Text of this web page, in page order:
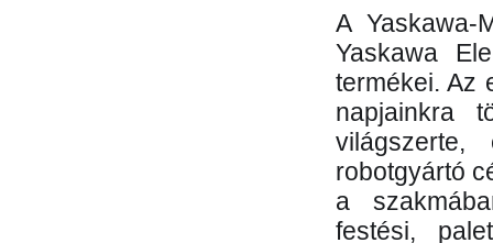
A Yaskawa-
Yaskawa
termékei. Az
napjainkra
robotgyártó
a
festési,